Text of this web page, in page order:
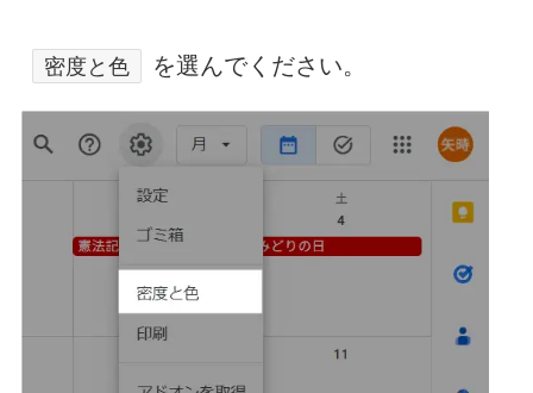
密度と色 を選んでください。